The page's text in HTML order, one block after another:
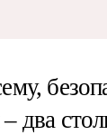
два